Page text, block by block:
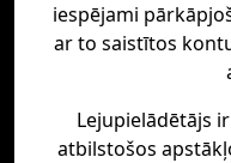
iespējami
ar to saistītos
Lejupielādētājs
atbilstošos